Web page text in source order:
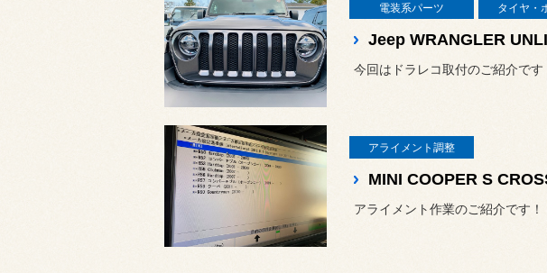
電装系パーツ タイヤ・
今回はドラレコ取付のご紹介です
アライメント調整
アライメント作業のご紹介です！